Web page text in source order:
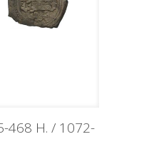
468 H. / 1072-